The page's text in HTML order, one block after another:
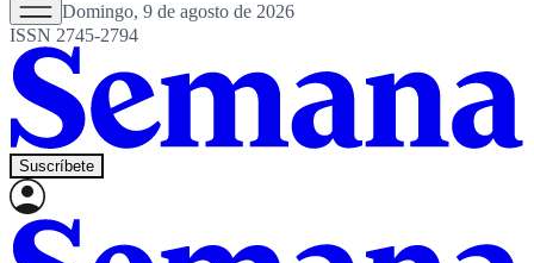
Domingo, 9 de agosto de 2026
ISSN 2745-2794
Suscríbete